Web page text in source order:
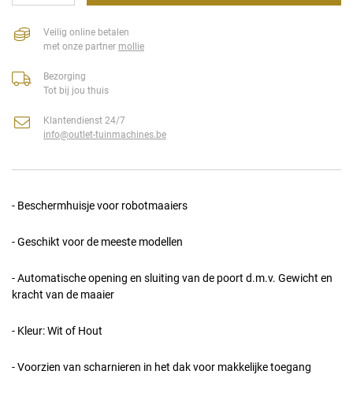
Veilig online betalen
met onze partner mollie
Bezorging
Tot bij jou thuis
Klantendienst 24/7
info@outlet-tuinmachines.be
- Beschermhuisje voor robotmaaiers
- Geschikt voor de meeste modellen
- Automatische opening en sluiting van de poort d.m.v. Gewicht en
kracht van de maaier
- Kleur: Wit of Hout
- Voorzien van scharnieren in het dak voor makkelijke toegang